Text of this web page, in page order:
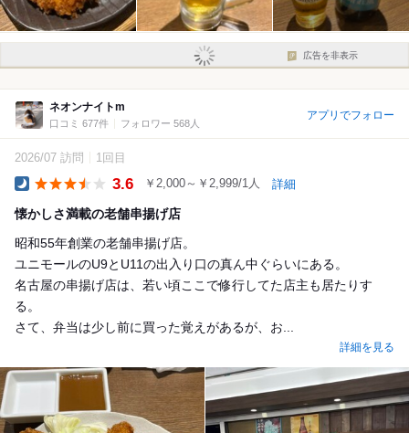
広告を非表示
ネオンナイトm
口コミ 677件 フォロワー 568人
アプリでフォロー
2026/07 訪問 1回目
3.6 ￥2,000～￥2,999/1人 詳細
懐かしさ満載の老舗串揚げ店
昭和55年創業の老舗串揚げ店。
ユニモールのU9とU11の出入り口の真ん中ぐらいにある。
名古屋の串揚げ店は、若い頃ここで修行してた店主も居たりす
る。
さて、弁当は少し前に買った覚えがあるが、お...
詳細を見る